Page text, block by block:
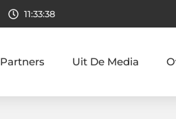
11:33:39
Partners Uit De Media